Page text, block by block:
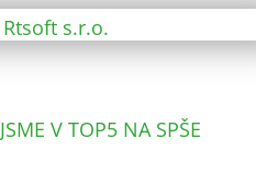
JSME V TOP5 NA SPŠE